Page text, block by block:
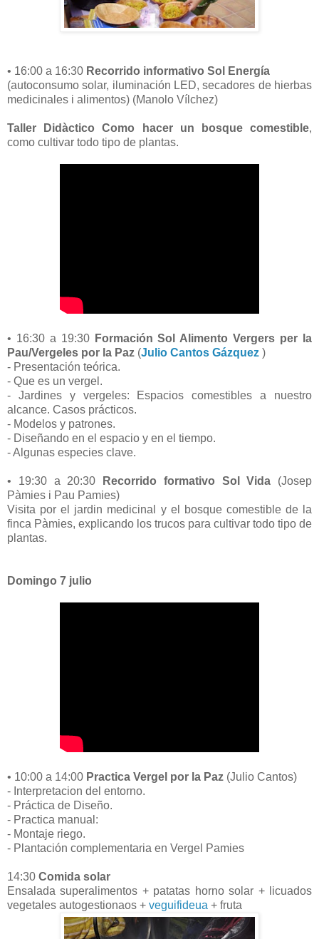
• 16:00 a 16:30 Recorrido informativo Sol Energía
(autoconsumo solar, iluminación LED, secadores de hierbas
medicinales i alimentos) (Manolo Vílchez)
Taller Didàctico Como hacer un bosque comestible,
como cultivar todo tipo de plantas.
• 16:30 a 19:30 Formación Sol Alimento Vergers per la
Pau/Vergeles por la Paz (Julio Cantos Gázquez )
- Presentación teórica.
- Que es un vergel.
- Jardines y vergeles: Espacios comestibles a nuestro
alcance. Casos prácticos.
- Modelos y patrones.
- Diseñando en el espacio y en el tiempo.
- Algunas especies clave.
• 19:30 a 20:30 Recorrido formativo Sol Vida (Josep
Pàmies i Pau Pamies)
Visita por el jardin medicinal y el bosque comestible de la
finca Pàmies, explicando los trucos para cultivar todo tipo de
plantas.
Domingo 7 julio
• 10:00 a 14:00 Practica Vergel por la Paz (Julio Cantos)
- Interpretacion del entorno.
- Práctica de Diseño.
- Practica manual:
- Montaje riego.
- Plantación complementaria en Vergel Pamies
14:30 Comida solar
Ensalada superalimentos + patatas horno solar + licuados
vegetales autogestionaos + veguifideua + fruta